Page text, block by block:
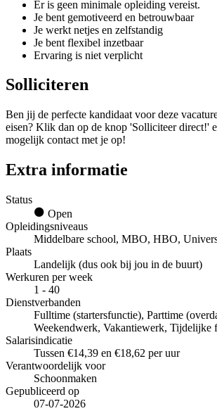
Er is geen minimale opleiding vereist.
Je bent gemotiveerd en betrouwbaar
Je werkt netjes en zelfstandig
Je bent flexibel inzetbaar
Ervaring is niet verplicht
Solliciteren
Ben jij de perfecte kandidaat voor deze
eisen? Klik dan op de knop 'Solliciteer direct!'
mogelijk contact met je op!
Extra informatie
Status
Open
Opleidingsniveaus
Middelbare school, MBO, HBO,
Plaats
Landelijk (dus ook bij jou in de buurt)
Werkuren per week
1 - 40
Dienstverbanden
Fulltime (startersfunctie), Parttime
Weekendwerk, Vakantiewerk, Tijdelijke
Salarisindicatie
Tussen €14,39 en €18,62 per uur
Verantwoordelijk voor
Schoonmaken
Gepubliceerd op
07-07-2026